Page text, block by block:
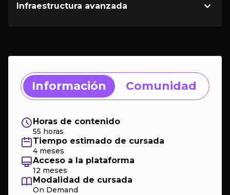
Infraestructura avanzada
Información Comunidad
Horas de contenido
55 horas
Tiempo estimado de cursada
4 meses
Acceso a la plataforma
12 meses
Modalidad de cursada
On Demand